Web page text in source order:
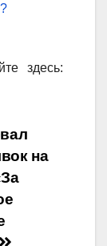
здесь:
на